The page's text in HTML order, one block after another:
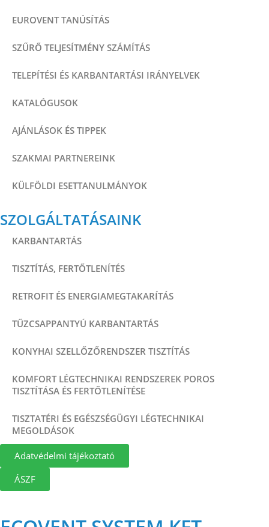
EUROVENT TANÚSÍTÁS
SZŰRŐ TELJESÍTMÉNY SZÁMÍTÁS
TELEPÍTÉSI ÉS KARBANTARTÁSI IRÁNYELVEK
KATALÓGUSOK
AJÁNLÁSOK ÉS TIPPEK
SZAKMAI PARTNEREINK
KÜLFÖLDI ESETTANULMÁNYOK
SZOLGÁLTATÁSAINK
KARBANTARTÁS
TISZTÍTÁS, FERTŐTLENÍTÉS
RETROFIT ÉS ENERGIAMEGTAKARÍTÁS
TŰZCSAPPANTYÚ KARBANTARTÁS
KONYHAI SZELLŐZŐRENDSZER TISZTÍTÁS
KOMFORT LÉGTECHNIKAI RENDSZEREK POROS
TISZTÍTÁSA ÉS FERTŐTLENÍTÉSE
TISZTATÉRI ÉS EGÉSZSÉGÜGYI LÉGTECHNIKAI
MEGOLDÁSOK
Adatvédelmi tájékoztató
ÁSZF